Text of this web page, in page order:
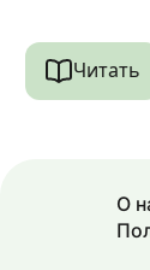
Читать
О